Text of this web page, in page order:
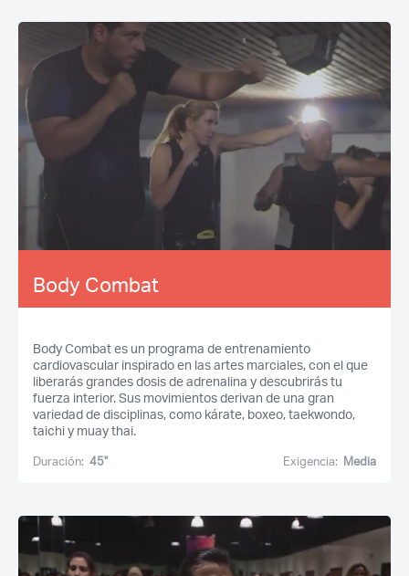
Body Combat
Body Combat es un programa de entrenamiento
cardiovascular inspirado en las artes marciales, con el que
liberarás grandes dosis de adrenalina y descubrirás tu
fuerza interior. Sus movimientos derivan de una gran
variedad de disciplinas, como kárate, boxeo, taekwondo,
taichi y muay thai.
Duración: 45'' Exigencia: Media